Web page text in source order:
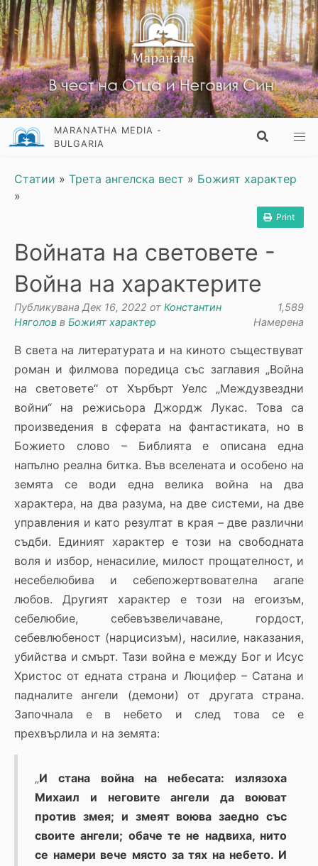
MARANATHA MEDIA -
BULGARIA
Статии » Трета ангелска вест » Божият характер
»
Print
Войната на световете -
Война на характерите
Публикувана Дек 16, 2022 от Константин
Няголов в Божият характер
1,589
Намерена
В света на литературата и на киното съществуват
роман и филмова поредица със заглавия „Война
на световете“ от Хърбърт Уелс „Междузвездни
войни“ на режисьора Джордж Лукас. Това са
произведения в сферата на фантастиката, но в
Божието слово – Библията е описана една
напълно реална битка. Във вселената и особено на
земята се води една велика война на два
характера, на два разума, на две системи, на две
управления и като резултат в края – две различни
съдби. Единият характер е този на свободната
воля и избор, ненасилие, милост прощателност, и
несебелюбива и себепожертвователна агапе
любов. Другият характер е този на егоизъм,
себелюбие, себевъзвеличаване, гордост,
себевлюбеност (нарцисизъм), насилие, наказания,
убийства и смърт. Тази война е между Бог и Исус
Христос от едната страна и Люцифер – Сатана и
падналите ангели (демони) от другата страна.
Започнала е в небето и след това се е
прехвърлила и на земята:
„И стана война на небесата: излязоха
Михаил и неговите ангели да воюват
против змея; и змеят воюва заедно със
своите ангели; обаче те не надвиха, нито
се намери вече място за тях на небето. И